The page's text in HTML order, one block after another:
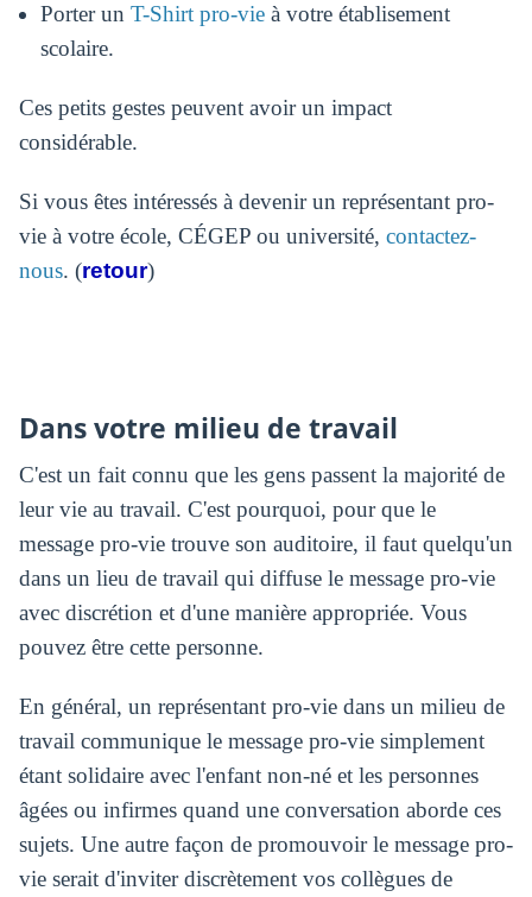
Porter un T-Shirt pro-vieà votre établisement
scolaire.
Ces petits gestes peuvent avoir un impact
considérable.
Si vous êtes intéressés à devenir un représentant pro-
vie à votre école, CÉGEP ou université, contactez-
nous. (retour)
Dans votre milieu de travail
C'est un fait connu que les gens passent la majorité de
leur vie au travail. C'est pourquoi, pour que le
message pro-vie trouve son auditoire, il faut quelqu'un
dans un lieu de travail qui diffuse le message pro-vie
avec discrétion et d'une manière appropriée. Vous
pouvez être cette personne.
En général, un représentant pro-vie dans un milieu de
travail communique le message pro-vie simplement
étant solidaire avec l'enfant non-né et les personnes
âgées ou infirmes quand une conversation aborde ces
sujets. Une autre façon de promouvoir le message pro-
vie serait d'inviter discrètement vos collègues de